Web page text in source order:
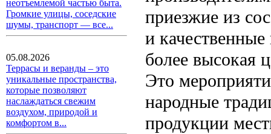
неотъемлемой частью быта.
Громкие улицы, соседские
шумы, транспорт — все...
05.08.2026
Террасы и веранды – это
уникальные пространства,
которые позволяют
наслаждаться свежим
воздухом, природой и
комфортом в...
приезжие из
и
более высокая
Это
народные
продукции